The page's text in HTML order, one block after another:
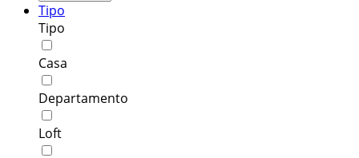
Tipo
Tipo
Casa
Departamento
Loft